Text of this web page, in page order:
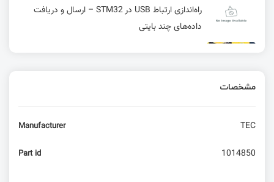
راه‌اندازی ارتباط USB در STM32 – ارسال و دریافت
داده‌های چند بایتی
مشخصات
Manufacturer TEC
Part id 1014850